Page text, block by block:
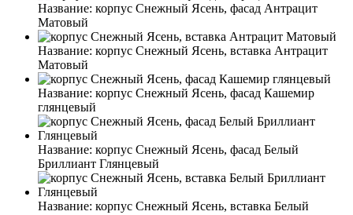
Название: корпус Снежный Ясень, фасад Антрацит
Матовый
Название: корпус Снежный Ясень, вставка Антрацит
Матовый
Название: корпус Снежный Ясень, фасад Кашемир
глянцевый
Название: корпус Снежный Ясень, фасад Белый
Бриллиант Глянцевый
Название: корпус Снежный Ясень, вставка Белый